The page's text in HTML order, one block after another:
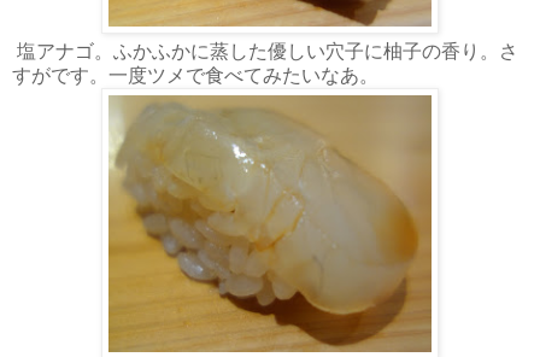
塩アナゴ。ふかふかに蒸した優しい穴子に柚子の香り。さ
すがです。一度ツメで食べてみたいなあ。